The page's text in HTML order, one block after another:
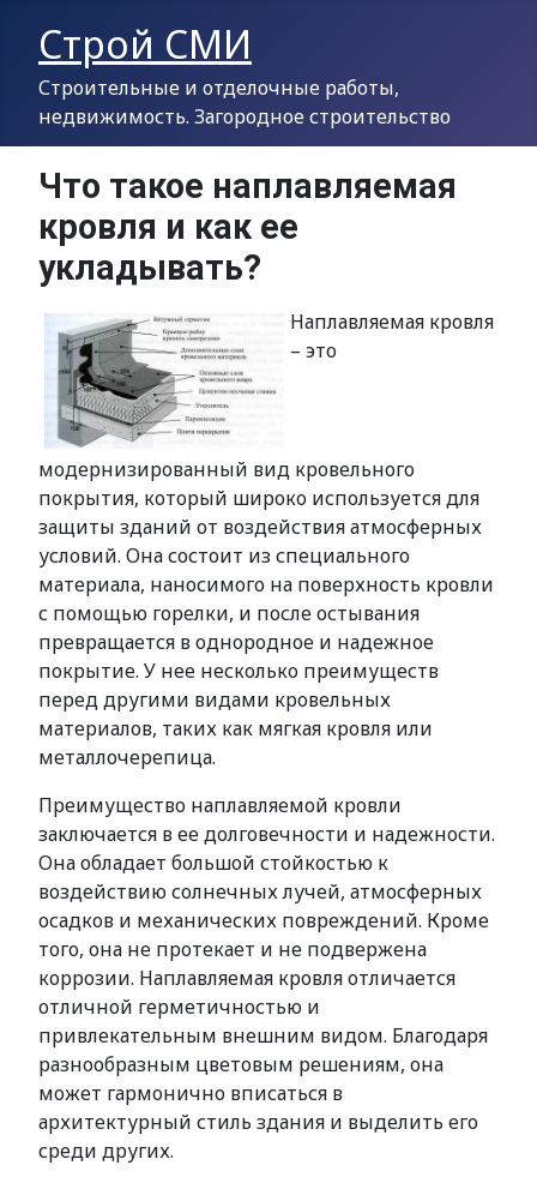
Строй СМИ
Строительные и отделочные работы,
недвижимость. Загородное строительство
Что такое наплавляемая
кровля и как ее
укладывать?
Наплавляемая кровля
– это
модернизированный вид кровельного
покрытия, который широко используется для
защиты зданий от воздействия атмосферных
условий. Она состоит из специального
материала, наносимого на поверхность кровли
с помощью горелки, и после остывания
превращается в однородное и надежное
покрытие. У нее несколько преимуществ
перед другими видами кровельных
материалов, таких как мягкая кровля или
металлочерепица.
Преимущество наплавляемой кровли
заключается в ее долговечности и надежности.
Она обладает большой стойкостью к
воздействию солнечных лучей, атмосферных
осадков и механических повреждений. Кроме
того, она не протекает и не подвержена
коррозии. Наплавляемая кровля отличается
отличной герметичностью и
привлекательным внешним видом. Благодаря
разнообразным цветовым решениям, она
может гармонично вписаться в
архитектурный стиль здания и выделить его
среди других.